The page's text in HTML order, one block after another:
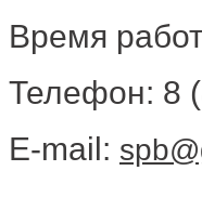
Время
Телефон: 8
E-mail: